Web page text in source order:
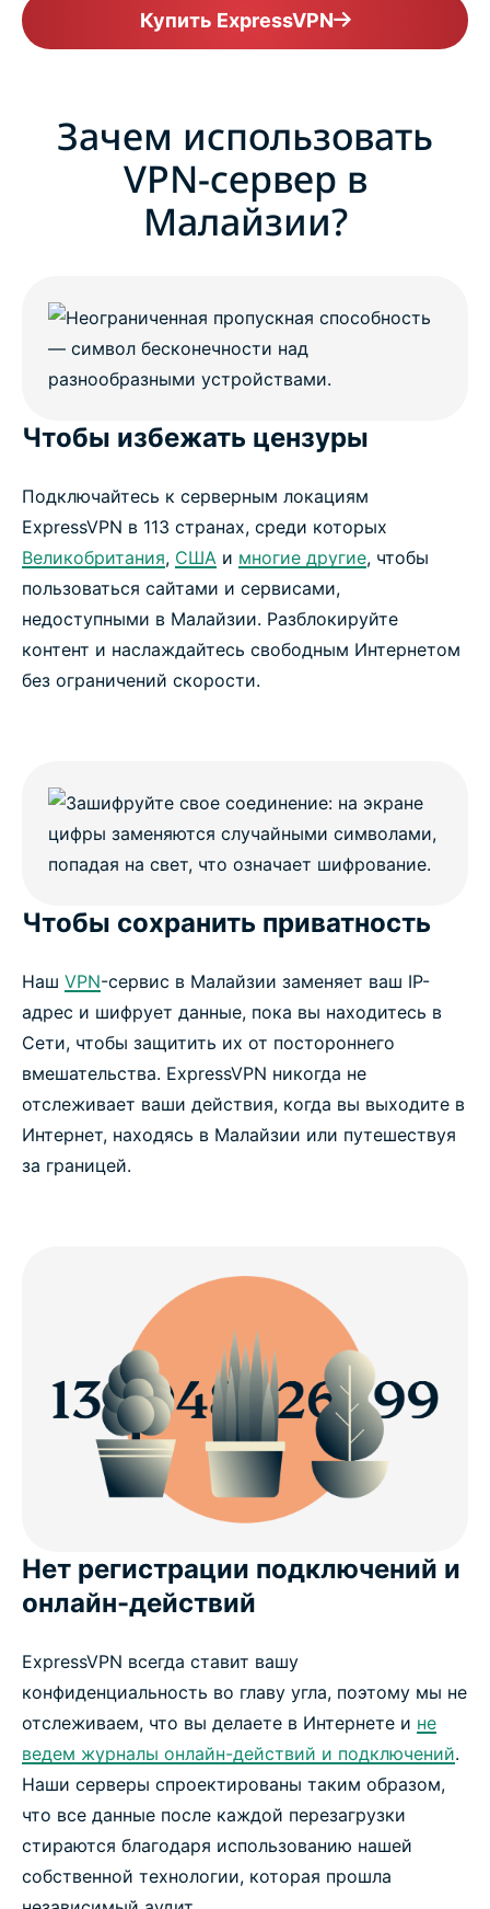
Get ExpressVPN for Malaysia risk-free
Купить ExpressVPN
Зачем использовать
VPN-сервер в
Малайзии?
Чтобы избежать цензуры
Подключайтесь к серверным локациям
ExpressVPN в 113 странах, среди которых
Великобритания, США и многие другие, чтобы
пользоваться сайтами и сервисами,
недоступными в Малайзии. Разблокируйте
контент и наслаждайтесь свободным Интернетом
без ограничений скорости.
Чтобы сохранить приватность
Наш VPN-сервис в Малайзии заменяет ваш IP-
адрес и шифрует данные, пока вы находитесь в
Сети, чтобы защитить их от постороннего
вмешательства. ExpressVPN никогда не
отслеживает ваши действия, когда вы выходите в
Интернет, находясь в Малайзии или путешествуя
за границей.
Нет регистрации подключений и
онлайн-действий
ExpressVPN всегда ставит вашу
конфиденциальность во главу угла, поэтому мы не
отслеживаем, что вы делаете в Интернете и не
ведем журналы онлайн-действий и подключений.
Наши серверы спроектированы таким образом,
что все данные после каждой перезагрузки
стираются благодаря использованию нашей
собственной технологии, которая прошла